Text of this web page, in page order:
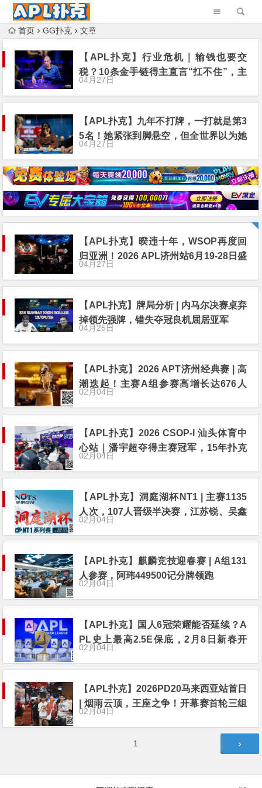
首页 GG扑克 文章
【APL扑克】行业危机｜输钱也要交
税？10条金手链得主直言“扛不住”，主
动砍掉四分之三比赛
04月27日
【APL扑克】九年不打牌，一打就是第3
5名！她紧张到脚悬空，但全世界以为她
很淡定
04月27日
【APL扑克】暌违十年，WSOP再度回
归亚洲！2026 APL济州站6月19-28日盛
大登场！
04月27日
【APL扑克】牌局分析 | 内马尔决赛桌弃
掉领先强牌，错失夺冠良机屈居亚军
04月25日
【APL扑克】2026 APT济州经典赛 | 高
潮迭起！主赛A组参赛高增长达676人
次！中国选手 Tony Lin 逆袭夺超级豪客
赛冠军！
02月04日
【APL扑克】2026 CSOP-I 汕头体育中
心站｜潘宇超夺得主赛冠军，15年扑克
路，圆梦CSOP！
02月04日
【APL扑克】洞庭湖杯NT1 | 主赛1135
人次，107人晋级半决赛，江苏锐、吴鑫
分获C/D组CL
02月04日
【APL扑克】麒麟竞技迎春赛 | A组131
人参赛，阿玮449500记分牌领跑
02月04日
【APL扑克】国人6冠荣耀能否延续？A
PL史上最高2.5E保底，2月8日新春开
战！
02月04日
【APL扑克】2026PD20马来西亚站首日
| 烟雨云顶，王座之争！开幕赛首轮三组
573人次点燃牌桌封面
02月04日
1